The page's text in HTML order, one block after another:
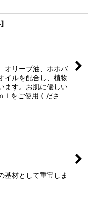
]
オリーブ油、ホホバ
イルを配合し、植物
ます。お肌に優しい
をご使用くださ
基材として重宝しま